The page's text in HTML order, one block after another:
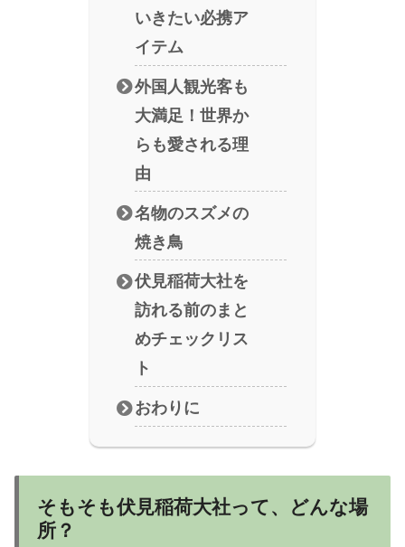
いきたい必携ア
イテム
外国人観光客も
大満足！世界か
らも愛される理
由
名物のスズメの
焼き鳥
伏見稲荷大社を
訪れる前のまと
めチェックリス
ト
おわりに
そもそも伏見稲荷大社って、どんな場
所？